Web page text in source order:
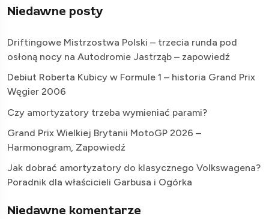
Niedawne posty
Driftingowe Mistrzostwa Polski – trzecia runda pod
osłoną nocy na Autodromie Jastrząb – zapowiedź
Debiut Roberta Kubicy w Formule 1 – historia Grand Prix
Węgier 2006
Czy amortyzatory trzeba wymieniać parami?
Grand Prix Wielkiej Brytanii MotoGP 2026 –
Harmonogram, Zapowiedź
Jak dobrać amortyzatory do klasycznego Volkswagena?
Poradnik dla właścicieli Garbusa i Ogórka
Niedawne komentarze